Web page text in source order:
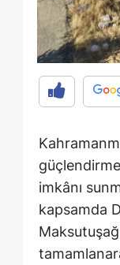
imkânı
kapsamda